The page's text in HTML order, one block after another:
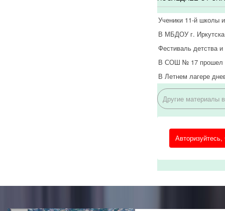
Ученики 11-й школы
В МБДОУ г. Иркутска
Фестиваль детства
В СОШ № 17 прошел
В Летнем лагере
Другие материалы